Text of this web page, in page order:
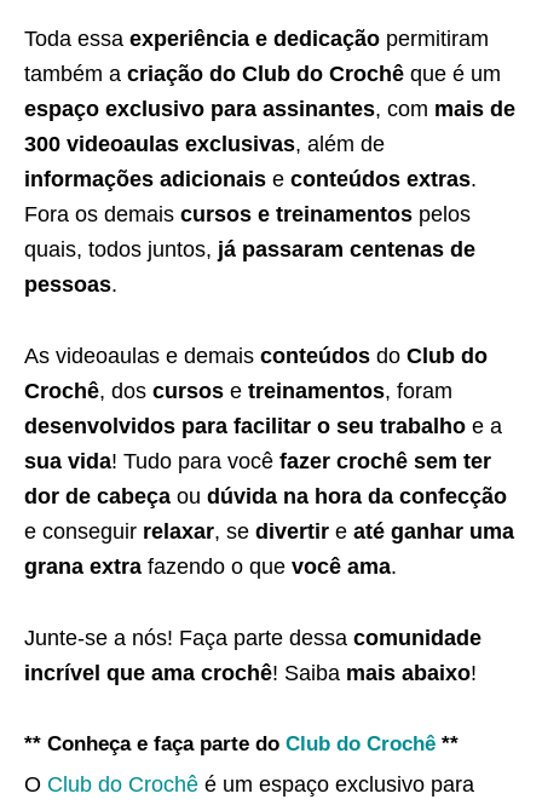
Toda essa experiência e dedicação permitiram
também a criação do Club do Crochê que é um
espaço exclusivo para assinantes, com mais de
300 videoaulas exclusivas, além de
informações adicionais e conteúdos extras.
Fora os demais cursos e treinamentos pelos
quais, todos juntos, já passaram centenas de
pessoas.
As videoaulas e demais conteúdos do Club do
Crochê, dos cursos e treinamentos, foram
desenvolvidos para facilitar o seu trabalho e a
sua vida! Tudo para você fazer crochê sem ter
dor de cabeça ou dúvida na hora da confecção
e conseguir relaxar, se divertir e até ganhar uma
grana extra fazendo o que você ama.
Junte-se a nós! Faça parte dessa comunidade
incrível que ama crochê! Saiba mais abaixo!
** Conheça e faça parte do Club do Crochê **
O Club do Crochê é um espaço exclusivo para